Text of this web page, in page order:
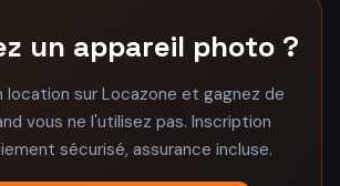
un appareil photo ?
sur Locazone et gagnez de
vous ne l'utilisez pas. Inscription
sécurisé, assurance incluse.